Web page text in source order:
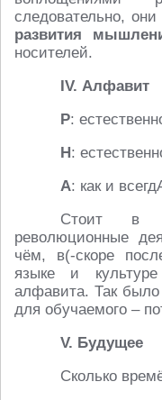
следовательно,
развития
носителей.
IV. Алфавит
Р:
Н:
А: как и
Стоит в
революционные
чём, в(-скоре
языке и
алфавита. Так было
для обучаемого –
V. Будущее
Сколько